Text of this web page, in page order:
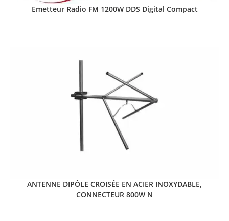
Emetteur Radio FM 1200W DDS Digital Compact
ANTENNE DIPÔLE CROISÉE EN ACIER INOXYDABLE,
CONNECTEUR 800W N